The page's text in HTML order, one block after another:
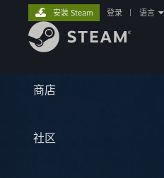
商店
社区
安装 Steam 登录 语言